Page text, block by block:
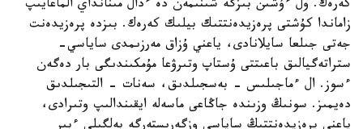
كەرەك. ول ءۇشىن بىزگە شىنىمەن دە ءدال مىنانداي الماعايىپ
زاماندا كۇشتى پرەزيدەنتتىك بيلىك كەرەك. بىزدە پرەزيدەنت
جەتى جىلعا سايلانادى، ياعني ۇزاق مەرزىمدى ساياسي-
ستراتەگيالىق باعىتتى ۇستاپ وتىرۋعا مۇمكىندىگى بار دەگەن
ءسوز. ال ءماجىلىس - بەسجىلدىق، سەنات - التىجىلدىق
دەيمىز. سونىڭ وزىندە جاڭاعى ماسەلە ايقىندالىپ وتىرادى،